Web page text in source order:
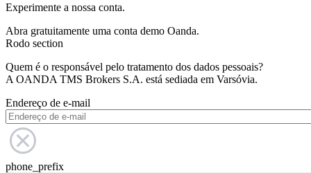
Experimente a nossa conta.
Abra gratuitamente uma conta demo Oanda.
Rodo section
Quem é o responsável pelo tratamento dos dados pessoais?
A OANDA TMS Brokers S.A. está sediada em Varsóvia.
Endereço de e-mail
phone_prefix